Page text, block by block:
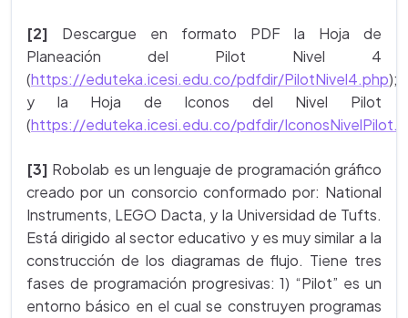
[2] Descargue en formato PDF la Hoja de
Planeación del Pilot Nivel 4
(https://eduteka.icesi.edu.co/pdfdir/PilotNivel4.php);
y la Hoja de Iconos del Nivel Pilot
(https://eduteka.icesi.edu.co/pdfdir/
[3] Robolab es un lenguaje de programación gráfico
creado por un consorcio conformado por: National
Instruments, LEGO Dacta, y la Universidad de Tufts.
Está dirigido al sector educativo y es muy similar a la
construcción de los diagramas de flujo. Tiene tres
fases de programación progresivas: 1) “Pilot” es un
entorno básico en el cual se construyen programas